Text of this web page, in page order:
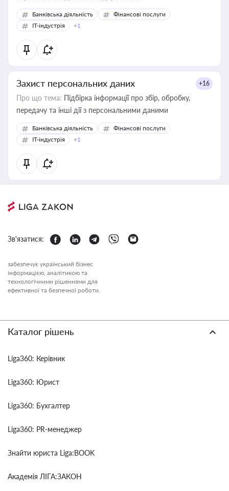
Банківська діяльність
Фінансові послуги
IT-індустрія
+1
Захист персональних даних +16
Про що тема: Підбірка інформації про збір, обробку,
передачу та інші дії з персональними даними
Банківська діяльність
Фінансові послуги
IT-індустрія
+1
Зв'язатися:
забезпечує український бізнес
інформацією, аналітикою та
технологічними рішеннями для
ефективної та безпечної роботи.
Каталог рішень
Liga360: Керівник
Liga360: Юрист
Liga360: Бухгалтер
Liga360: PR-менеджер
Знайти юриста Liga:BOOK
Академія ЛІГА:ЗАКОН